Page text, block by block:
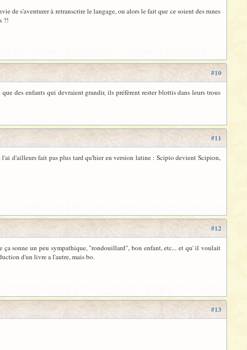
de s'aventurer à retranscrire le langage, ou alors le fait que ce soient des runes
?!
#10
des enfants qui devraient grandir, ils préfèrent rester blottis dans leurs trous
#11
l'ai d'ailleurs fait pas plus tard qu'hier en version latine : Scipio devient Scipion,
#12
sonne un peu sympathique, "rondouillard", bon enfant, etc... et qu' il voulait
d'un livre a l'autre, mais bo.
#13